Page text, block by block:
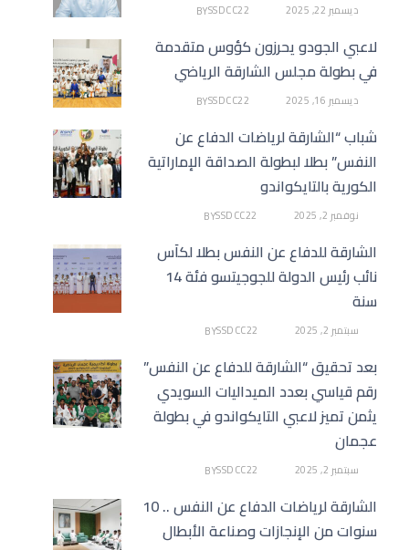
ديسمبر 22, 2025 BYSSDCC22
لاعبي الجودو يحرزون كؤوس متقدمة
في بطولة مجلس الشارقة الرياضي
ديسمبر 16, 2025 BYSSDCC22
شباب “الشارقة لرياضات الدفاع عن
النفس” بطلا لبطولة الصداقة الإماراتية
الكورية بالتايكواندو
نوفمبر 2, 2025 BYSSDCC22
الشارقة للدفاع عن النفس بطلا لكأس
نائب رئيس الدولة للجوجيتسو فئة 14
سنة
سبتمبر 2, 2025 BYSSDCC22
بعد تحقيق “الشارقة للدفاع عن النفس”
رقم قياسي بعدد الميداليات السويدي
يثمن تميز لاعبي التايكواندو في بطولة
عجمان
سبتمبر 2, 2025 BYSSDCC22
الشارقة لرياضات الدفاع عن النفس .. 10
سنوات من الإنجازات وصناعة الأبطال